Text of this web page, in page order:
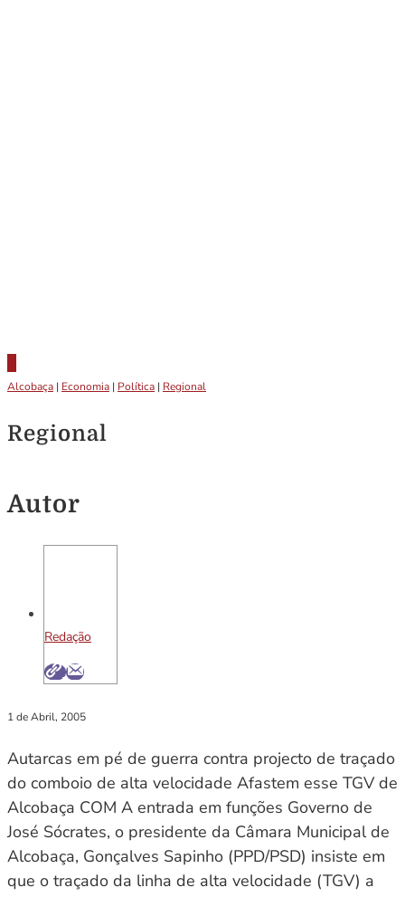
Alcobaça | Economia | Política | Regional
Regional
Autor
Redação
1 de Abril, 2005
Autarcas em pé de guerra contra projecto de traçado
do comboio de alta velocidade Afastem esse TGV de
Alcobaça COM A entrada em funções Governo de
José Sócrates, o presidente da Câmara Municipal de
Alcobaça, Gonçalves Sapinho (PPD/PSD) insiste em
que o traçado da linha de alta velocidade (TGV) a